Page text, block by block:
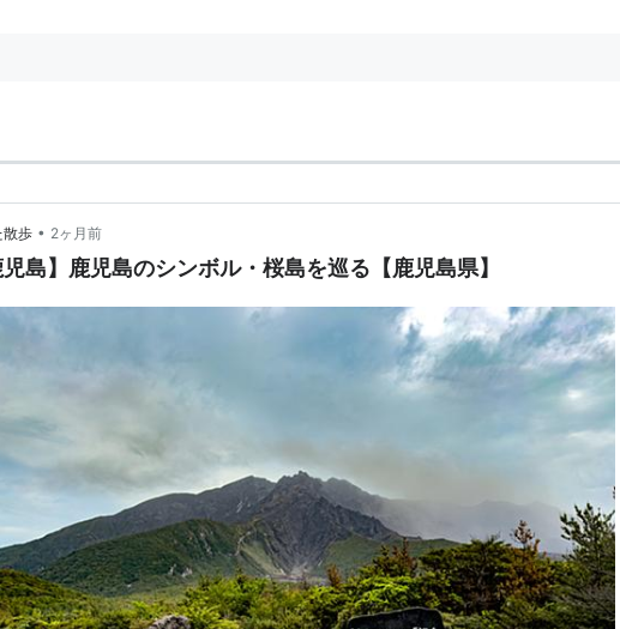
散歩 • 2ヶ月前
児島】鹿児島のシンボル・桜島を巡る【鹿児島県】